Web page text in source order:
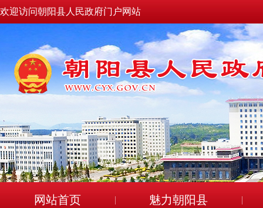
欢迎访问朝阳县人民政府门户网站
网站首页 魅力朝阳县